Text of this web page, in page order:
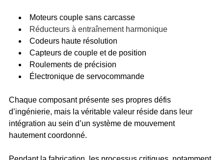
Moteurs couple sans carcasse
Réducteurs à entraînement harmonique
Codeurs haute résolution
Capteurs de couple et de position
Roulements de précision
Électronique de servocommande
Chaque composant présente ses propres défis
d’ingénierie, mais la véritable valeur réside dans leur
intégration au sein d’un système de mouvement
hautement coordonné.